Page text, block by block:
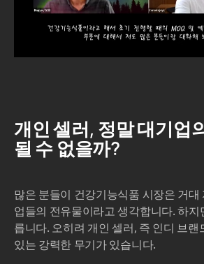
개인 셀러, 정말 대기업
될 수 없을까?
많은 분들이 건강기능식품 시장은 거대
업들의 전유물이라고 생각합니다. 하지
릅니다. 오히려 개인 셀러, 즉 인디 브랜
있는 강력한 무기가 있습니다.